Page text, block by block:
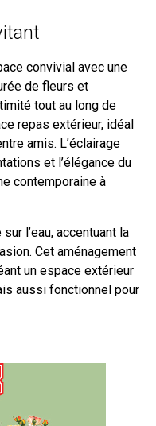
convivial avec une
de fleurs et
tout au long de
repas extérieur, idéal
amis. L’éclairage
et l’élégance du
contemporaine à
l’eau, accentuant la
Cet aménagement
un espace extérieur
aussi fonctionnel pour